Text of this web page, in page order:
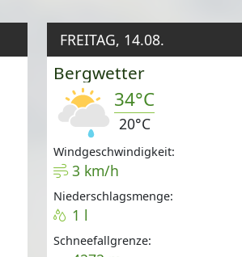
FREITAG, 14.08.
Bergwetter
34°C
20°C
Windgeschwindigkeit:
3 km/h
Niederschlagsmenge:
1 l
Schneefallgrenze: